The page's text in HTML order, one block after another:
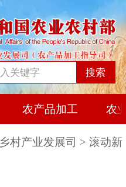
搜索
农产品加工 农
乡村产业发展司 > 滚动新